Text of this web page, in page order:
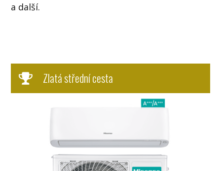
a další.
Zlatá střední cesta